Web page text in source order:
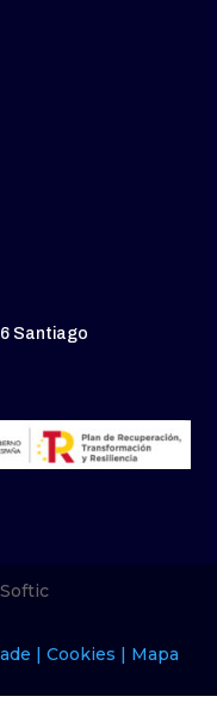
Santiago
| Cookies | Mapa